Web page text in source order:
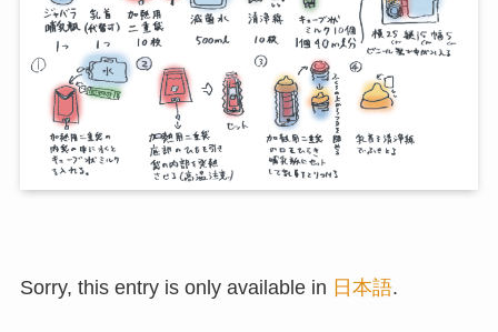
Sorry, this entry is only available in 日本語.